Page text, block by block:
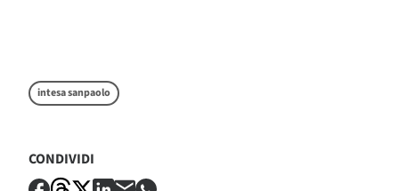
intesa sanpaolo
CONDIVIDI